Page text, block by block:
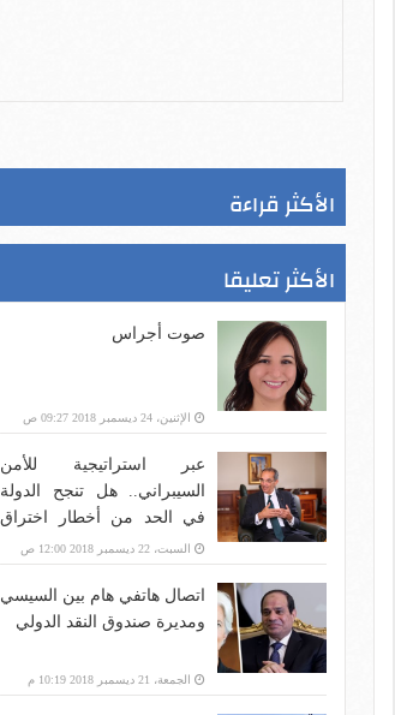
الأكثر قراءة
الأكثر تعليقا
صوت أجراس
الإثنين، 24 ديسمبر 2018 09:27 ص
عبر استراتيجية للأمن
السيبراني.. هل تنجح الدولة
في الحد من أخطار اختراق
بنية الاتصالات؟
السبت، 22 ديسمبر 2018 12:00 ص
اتصال هاتفي هام بين السيسي
ومديرة صندوق النقد الدولي
الجمعة، 21 ديسمبر 2018 10:19 م